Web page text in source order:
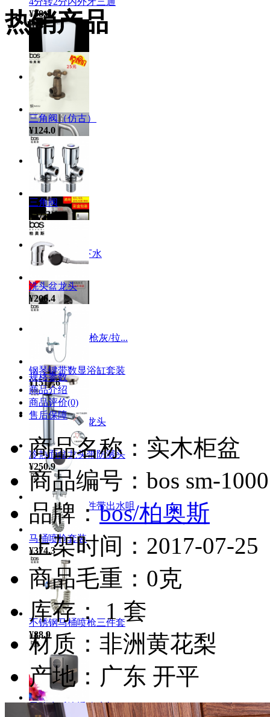
¥38.1
塑料水箱
¥240.0
单冷面盆龙头
¥47.7
F88枪灰弹跳下水
¥98.5
高压洗杯器 （枪灰/拉...
¥273.1
枪灰单冷面盆龙头
¥135.0
感应小便斗配件带出水咀
¥888.9
热销产品
三角阀（仿古）
¥124.0
三角阀
¥57.2
洗头盆龙头
¥206.4
钢琴键带数显浴缸套装
¥1517.6
冷热面盆龙头带防溅头
¥250.9
马桶喷枪套装
¥374.3
不锈钢马桶喷枪三件套
¥88.9
零陈水反渗透净水机
规格参数
商品介绍
商品评价(0)
售后保障
商品名称：实木柜盆
商品编号：bos sm-1000
品牌：bos/柏奥斯
上架时间：2017-07-25
商品毛重：0克
库存： 1 套
材质：非洲黄花梨
产地：广东 开平